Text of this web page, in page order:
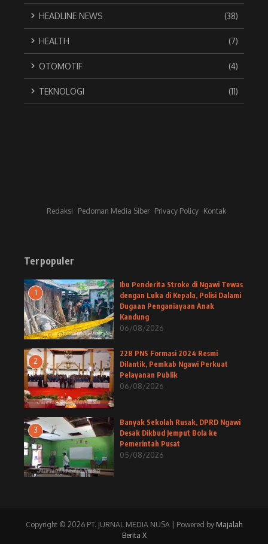
HEADLINE NEWS (38)
HEALTH (7)
OTOMOTIF (4)
TEKNOLOGI (11)
Redaksi Pedoman Media Siber Privacy Policy Kontak
Terpopuler
1
Ibu Penderita Stroke di Ngawi Tewas
dengan Luka di Kepala, Polisi Dalami
Dugaan Penganiayaan Anak
Kandung
06/08/2026
2
228 PNS Formasi 2024 Resmi
Dilantik, Pemkab Ngawi Perkuat
Pelayanan Publik
06/08/2026
3
Banyak Sekolah Rusak, DPRD Ngawi
Desak Dikbud Jemput Bola ke
Pemerintah Pusat
05/08/2026
Copyright © 2026 PT. JURNAL MEDIA NUSA | Powered by Majalah
Berita X